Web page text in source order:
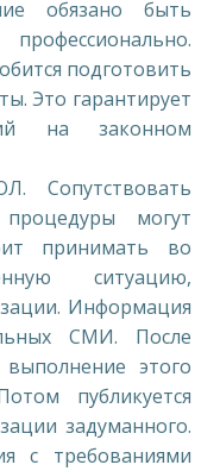
обязано быть
подготовить
Это гарантирует
на законном
Сопутствовать
могут
принимать во
ситуацию,
Информация
СМИ. После
этого
публикуется
задуманного.
с требованиями